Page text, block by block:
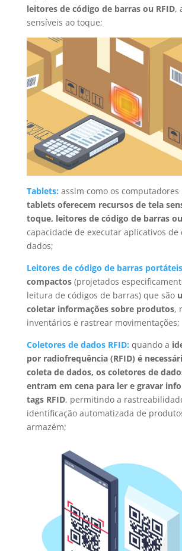
leitores de código de barras ou RFID,
sensíveis ao toque;
Tablets: assim como os computadores
tablets oferecem recursos de tela
toque, leitores de código de barras
capacidade de executar aplicativos de
dados;
Leitores de código de barras
compactos(projetados
leitura de códigos de barras) que são
coletar informações sobre produtos,
inventários e rastrear movimentações;
Coletores de dados RFID: quando a
por radiofrequência (RFID) é
coleta de dados, os coletores de
entram em cena para ler e gravar
tags RFID, permitindo a
identificação automatizada de
armazém;